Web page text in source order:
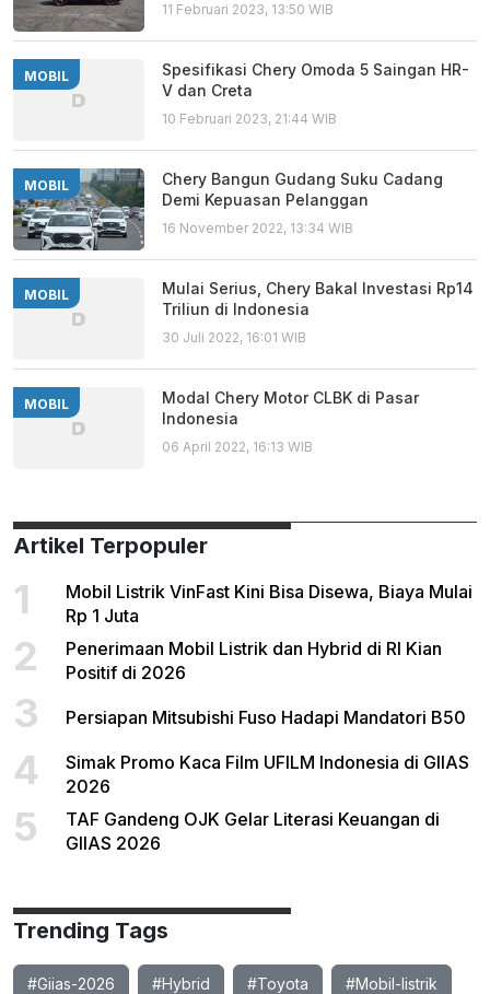
11 Februari 2023, 13:50 WIB
MOBIL
Spesifikasi Chery Omoda 5 Saingan HR-
V dan Creta
10 Februari 2023, 21:44 WIB
MOBIL
Chery Bangun Gudang Suku Cadang
Demi Kepuasan Pelanggan
16 November 2022, 13:34 WIB
MOBIL
Mulai Serius, Chery Bakal Investasi Rp14
Triliun di Indonesia
30 Juli 2022, 16:01 WIB
MOBIL
Modal Chery Motor CLBK di Pasar
Indonesia
06 April 2022, 16:13 WIB
Artikel Terpopuler
1
Mobil Listrik VinFast Kini Bisa Disewa, Biaya Mulai
Rp 1 Juta
2
Penerimaan Mobil Listrik dan Hybrid di RI Kian
Positif di 2026
3 Persiapan Mitsubishi Fuso Hadapi Mandatori B50
4
Simak Promo Kaca Film UFILM Indonesia di GIIAS
2026
5
TAF Gandeng OJK Gelar Literasi Keuangan di
GIIAS 2026
Trending Tags
#Giias-2026 #Hybrid #Toyota #Mobil-listrik